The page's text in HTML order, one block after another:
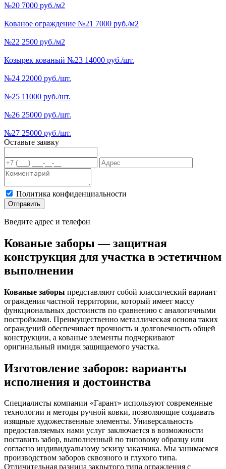
№20 7000 руб./м2
Кованое ограждение №21 7000 руб./м2
№22 2500 руб./м2
Козырек кованый №23 14000 руб./шт.
№24 22000 руб./шт.
№25 11000 руб./шт.
№26 25000 руб./шт.
№27 25000 руб./шт.
Оставьте заявку
Политика конфиденциальности
Отправить
Введите адрес и телефон
Кованые заборы — защитная
конструкция для участка в эстетичном
выполнении
Кованые заборы представляют собой классический вариант
ограждения частной территории, который имеет массу
функциональных достоинств по сравнению с аналогичными
постройками. Преимущественно металлическая основа таких
ограждений обеспечивает прочность и долговечность общей
конструкции, а кованые элементы подчеркивают
оригинальный имидж защищаемого участка.
Изготовление заборов: варианты
исполнения и достоинства
Специалисты компании «Гарант» используют современные
технологии и методы ручной ковки, позволяющие создавать
изящные художественные элементы. Универсальность
предоставляемых нами услуг заключается в возможности
поставить забор, выполненный по типовому образцу или
согласно индивидуальному эскизу заказчика. Мы занимаемся
производством заборов сквозного и глухого типа.
Отличительная разница закрытого типа ограждения с